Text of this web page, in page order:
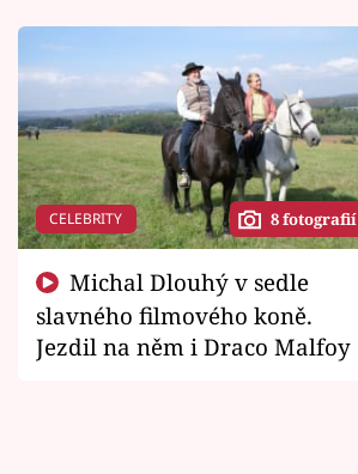
CELEBRITY 8 fotografií
slavného filmového koně.
Jezdil na něm i Draco Malfoy